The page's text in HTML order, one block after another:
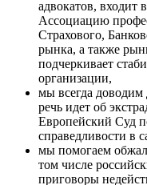
адвокатов, входит в
Ассоциацию
Страхового,
рынка, а также
подчеркивает
организации,
мы всегда доводим
речь идет об
Европейский Суд
справедливости в
мы помогаем
том числе
приговоры